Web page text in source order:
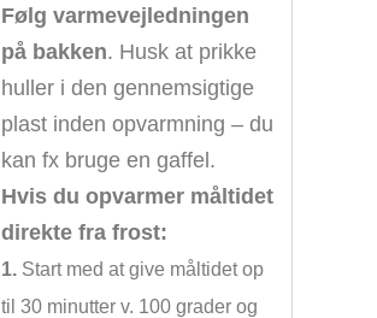
Følg varmevejledningen
på bakken. Husk at prikke
huller i den gennemsigtige
plast inden opvarmning – du
kan fx bruge en gaffel.
Hvis du opvarmer måltidet
direkte fra frost:
1.Start med at give måltidet op
til 30 minutter v. 100 grader og